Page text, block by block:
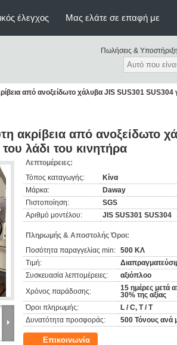
έλεγχος Μας ελάτε σε επαφή με
Πωλήσεις &
από ανοξείδωτο χάλυβα JIS SUS301 SUS304
ακρίβεια από ανοξείδωτο
λάδι του κινητήρα
Λεπτομέρειες:
Τόπος καταγωγής:
Κίνα
Μάρκα:
Daway
Πιστοποίηση:
SGS
Αριθμό μοντέλου:
JIS SUS301 SUS304
Πληρωμής & Αποστολής Όροι:
Ποσότητα παραγγελίας min: 500 ΚΛ
Τιμή:
Συσκευασία λεπτομέρειες:
αξιόπλοο
Χρόνος παράδοσης:
15 ημέρες μετά
30% της αξίας
Όροι πληρωμής:
L / C, T / T
Δυνατότητα προσφοράς:
500 Τόνους ανά
Επικοινωνία